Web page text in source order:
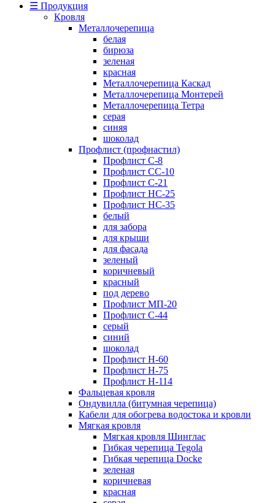
☰ Продукция
Кровля
Металлочерепица
белая
бирюза
зеленая
красная
Металлочерепица Каскад
Металлочерепица Монтерей
Металлочерепица Тетра
серая
синяя
шоколад
Профлист (профнастил)
Профлист С-8
Профлист СС-10
Профлист C-21
Профлист НС-25
Профлист НС-35
белый
для забора
для крыши
для фасада
зеленый
коричневый
красный
под дерево
Профлист МП-20
Профлист С-44
серый
синий
шоколад
Профлист Н-60
Профлист Н-75
Профлист H-114
Фальцевая кровля
Ондувилла (битумная черепица)
Кабели для обогрева водостока и кровли
Мягкая кровля
Мягкая кровля Шинглас
Гибкая черепица Tegola
Гибкая черепица Docke
зеленая
коричневая
красная